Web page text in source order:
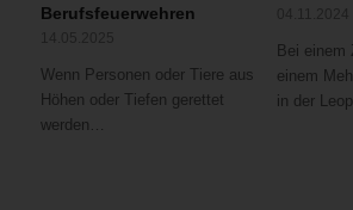
Berufsfeuerwehren
Wenn Personen oder Tiere aus
Höhen oder Tiefen gerettet
werden…
Bei einem
einem
in der